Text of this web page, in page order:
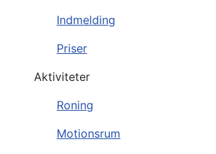
Indmelding
Priser
Aktiviteter
Roning
Motionsrum